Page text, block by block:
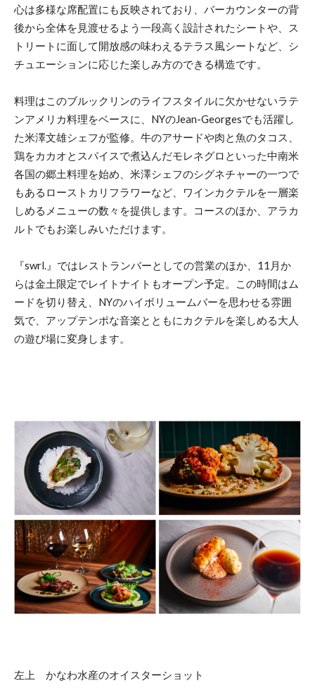
心は多様な席配置にも反映されており、バーカウンターの背
後から全体を見渡せるよう一段高く設計されたシートや、ス
トリートに面して開放感の味わえるテラス風シートなど、シ
チュエーションに応じた楽しみ方のできる構造です。
料理はこのブルックリンのライフスタイルに欠かせないラテ
ンアメリカ料理をベースに、NYのJean-Georgesでも活躍し
た米澤文雄シェフが監修。牛のアサードや肉と魚のタコス、
鶏をカカオとスパイスで煮込んだモレネグロといった中南米
各国の郷土料理を始め、米澤シェフのシグネチャーの一つで
もあるローストカリフラワーなど、ワインカクテルを一層楽
しめるメニューの数々を提供します。コースのほか、アラカ
ルトでもお楽しみいただけます。
『swrl.』ではレストランバーとしての営業のほか、11月か
らは金土限定でレイトナイトもオープン予定。この時間はム
ードを切り替え、NYのハイボリュームバーを思わせる雰囲
気で、アップテンポな音楽とともにカクテルを楽しめる大人
の遊び場に変身します。
左上 かなわ水産のオイスターショット